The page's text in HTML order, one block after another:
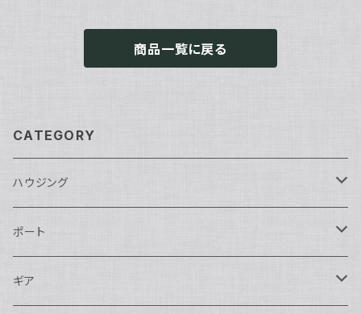
商品一覧に戻る
CATEGORY
ハウジング
Nikon用
Nauticam
Canon用
ポート
Nauticam
ギア